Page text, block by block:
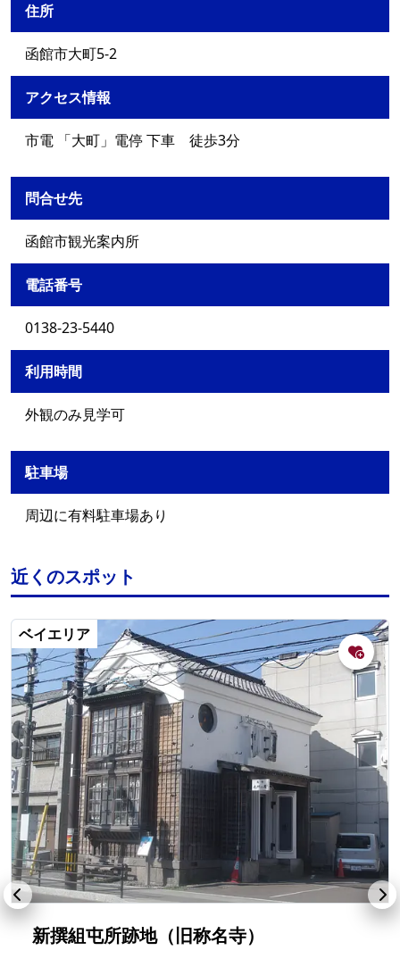
住所
函館市大町5-2
アクセス情報
市電 「大町」電停 下車 徒歩3分
問合せ先
函館市観光案内所
電話番号
0138-23-5440
利用時間
外観のみ見学可
駐車場
周辺に有料駐車場あり
近くのスポット
ベイエリア
新撰組屯所跡地（旧称名寺）